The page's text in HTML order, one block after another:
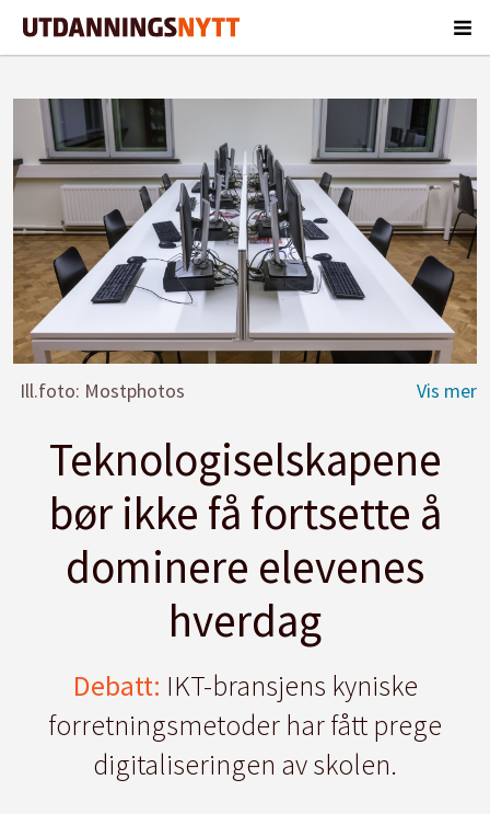
Ill.foto: Mostphotos
Teknologiselskapene
bør ikke få fortsette å
dominere elevenes
hverdag
Debatt: IKT-bransjens kyniske
forretningsmetoder har fått prege
digitaliseringen av skolen.